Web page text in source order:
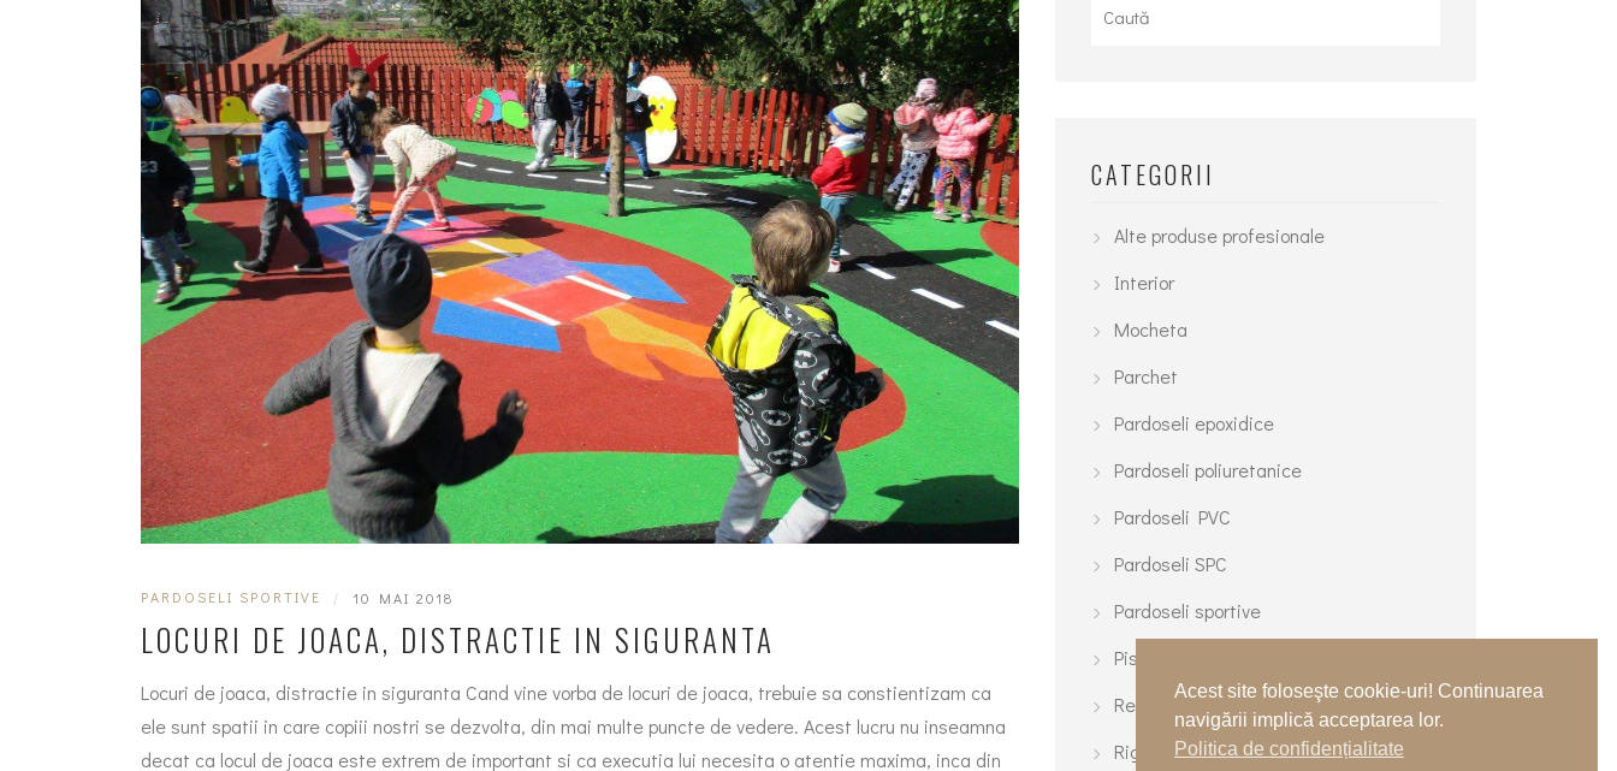
PARDOSELI SPORTIVE | 10 MAI 2018
LOCURI DE JOACA, DISTRACTIE IN SIGURANTA
Locuri de joaca, distractie in siguranta Cand vine vorba de locuri de joaca, trebuie sa constientizam ca
ele sunt spatii in care copiii nostri se dezvolta, din mai multe puncte de vedere. Acest lucru nu inseamna
decat ca locul de joaca este extrem de important si ca executia lui necesita o atentie maxima, inca din
CATEGORII
Alte produse profesionale
Interior
Mocheta
Parchet
Pardoseli epoxidice
Pardoseli poliuretanice
Pardoseli PVC
Pardoseli SPC
Pardoseli sportive
Piste de atletism si piste de alergare
Reconditionare pardoseli
Rigole si sifoane de scurgere
Acest site foloseşte cookie-uri! Continuarea
navigării implică acceptarea lor.
Politica de confidențialitate